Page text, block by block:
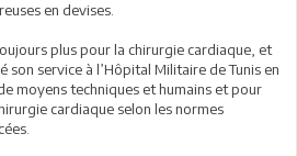
en devises.
plus pour la chirurgie cardiaque, et
son service à l’Hôpital Militaire de Tunis en
moyens techniques et humains et pour
cardiaque selon les normes